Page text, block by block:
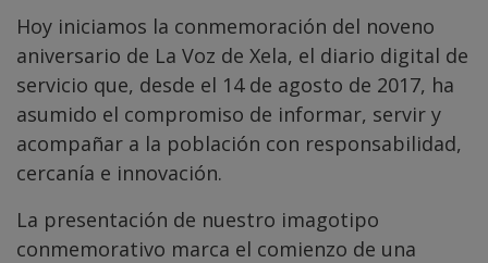
Hoy iniciamos la conmemoración del noveno
aniversario de La Voz de Xela, el diario digital de
servicio que, desde el 14 de agosto de 2017, ha
asumido el compromiso de informar, servir y
acompañar a la población con responsabilidad,
cercanía e innovación.
La presentación de nuestro imagotipo
conmemorativo marca el comienzo de una